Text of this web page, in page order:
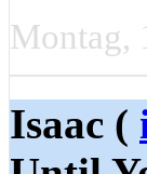
Montag,
Isaac (